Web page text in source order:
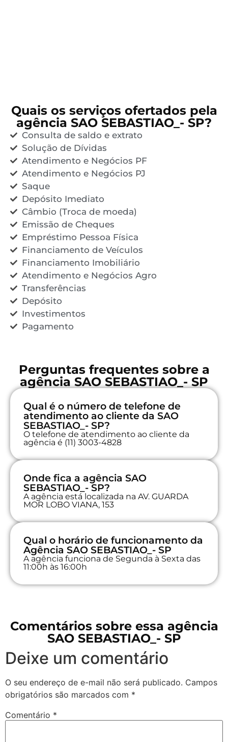
Quais os serviços ofertados pela
agência SAO SEBASTIAO_- SP?
Consulta de saldo e extrato
Solução de Dívidas
Atendimento e Negócios PF
Atendimento e Negócios PJ
Saque
Depósito Imediato
Câmbio (Troca de moeda)
Emissão de Cheques
Empréstimo Pessoa Física
Financiamento de Veículos
Financiamento Imobiliário
Atendimento e Negócios Agro
Transferências
Depósito
Investimentos
Pagamento
Perguntas frequentes sobre a
agência SAO SEBASTIAO_- SP
Qual é o número de telefone de
atendimento ao cliente da SAO
SEBASTIAO_- SP?
O telefone de atendimento ao cliente da
agência é (11) 3003-4828
Onde fica a agência SAO
SEBASTIAO_- SP?
A agência está localizada na AV. GUARDA
MOR LOBO VIANA, 153
Qual o horário de funcionamento da
Agência SAO SEBASTIAO_- SP
A agência funciona de Segunda à Sexta das
11:00h às 16:00h
Comentários sobre essa agência
SAO SEBASTIAO_- SP
Deixe um comentário
O seu endereço de e-mail não será publicado. Campos
obrigatórios são marcados com *
Comentário *